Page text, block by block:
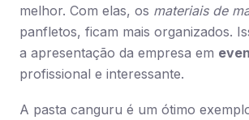
melhor. Com elas, os materiais de
panfletos, ficam mais organizados.
a apresentação da empresa em
profissional e interessante.
A pasta canguru é um ótimo